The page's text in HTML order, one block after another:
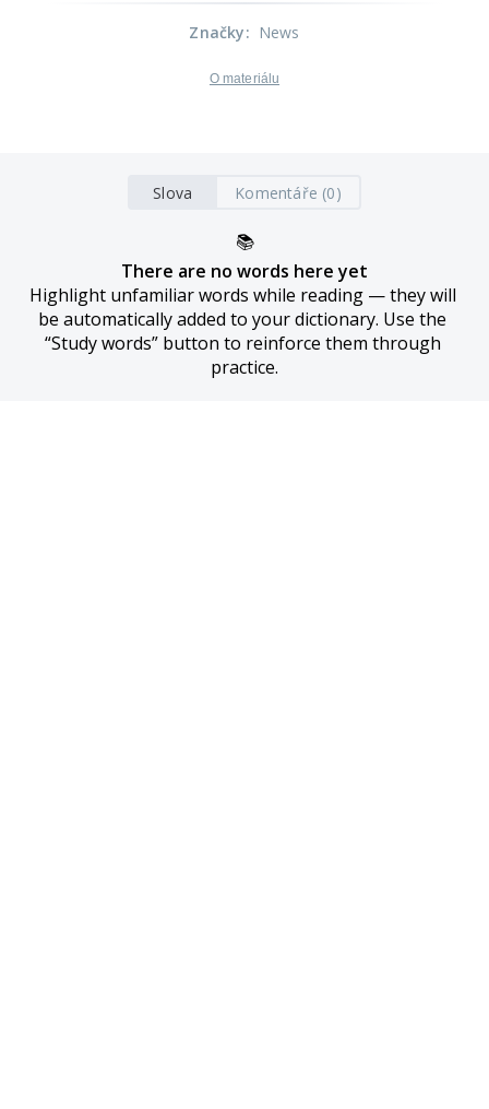
Značky: News
O materiálu
Slova Komentáře (0)
📚
There are no words here yet
Highlight unfamiliar words while reading — they will
be automatically added to your dictionary. Use the
“Study words” button to reinforce them through
practice.